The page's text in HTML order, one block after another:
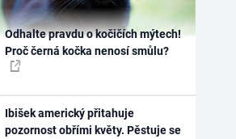
Odhalte pravdu o kočičích mýtech!
Proč černá kočka nenosí smůlu?
Ibišek americký přitahuje
pozornost obřími květy. Pěstuje se